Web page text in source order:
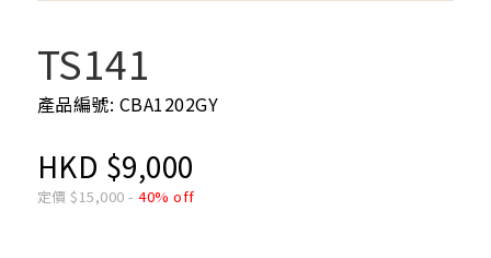
TS141
產品編號: CBA1202GY
HKD $9,000
定價 $15,000 -40% off